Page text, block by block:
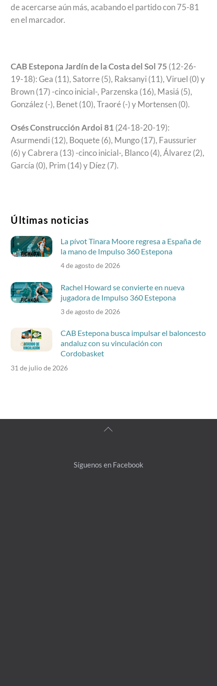
de acercarse aún más, acabando el partido con 75-81
en el marcador.
CAB Estepona Jardín de la Costa del Sol 75 (12-26-
19-18): Gea (11), Satorre (5), Raksanyi (11), Viruel (0) y
Brown (17) -cinco inicial-, Parzenska (16), Masiá (5),
González (-), Benet (10), Traoré (-) y Mortensen (0).
Osés Construcción Ardoi 81 (24-18-20-19):
Asurmendi (12), Boquete (6), Mungo (17), Faussurier
(6) y Cabrera (13) -cinco inicial-, Blanco (4), Álvarez (2),
García (0), Prim (14) y Díez (7).
Últimas noticias
La pívot Tinara Moore regresa a España de
la mano de Impulso 360 Estepona
4 de agosto de 2026
Rachel Howard se convierte en nueva
jugadora de Impulso 360 Estepona
3 de agosto de 2026
CAB Estepona busca impulsar el baloncesto
andaluz con su vinculación con
Cordobasket
31 de julio de 2026
Back
Síguenos en Facebook